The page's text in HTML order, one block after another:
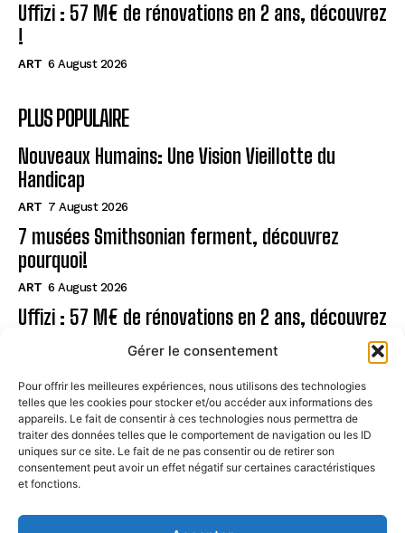
Gérer le consentement
Pour offrir les meilleures expériences, nous utilisons des technologies
telles que les cookies pour stocker et/ou accéder aux informations des
appareils. Le fait de consentir à ces technologies nous permettra de
traiter des données telles que le comportement de navigation ou les ID
uniques sur ce site. Le fait de ne pas consentir ou de retirer son
consentement peut avoir un effet négatif sur certaines caractéristiques
et fonctions.
Uffizi : 57 M€ de rénovations en 2 ans, découvrez
!
ART 6 August 2026
PLUS POPULAIRE
Nouveaux Humains: Une Vision Vieillotte du
Handicap
ART 7 August 2026
7 musées Smithsonian ferment, découvrez
pourquoi!
ART 6 August 2026
Uffizi : 57 M€ de rénovations en 2 ans, découvrez
Page
CONTACT
MENTIONS LÉGALES